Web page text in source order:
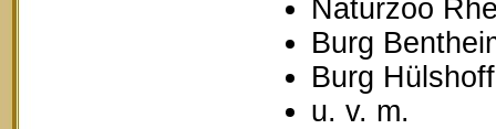
Naturzoo
Burg
Burg
u. v. m.